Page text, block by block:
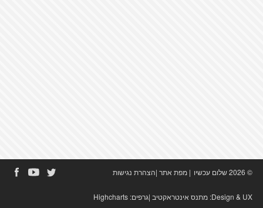
© 2026 שלום עכשיו | מפת אתר|הצהרת נגישות
Design & UX: מתנס אינטראקטיב|גרפים: Highcharts